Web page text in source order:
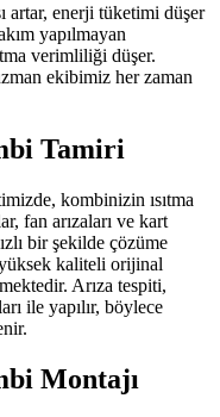
artar, enerji tüketimi düşer
yapılmayan
verimliliği düşer.
ekibimiz her zaman
Tamiri
kombinizin ısıtma
fan arızaları ve kart
bir şekilde çözüme
kaliteli orijinal
Arıza tespiti,
ile yapılır, böylece
Montajı